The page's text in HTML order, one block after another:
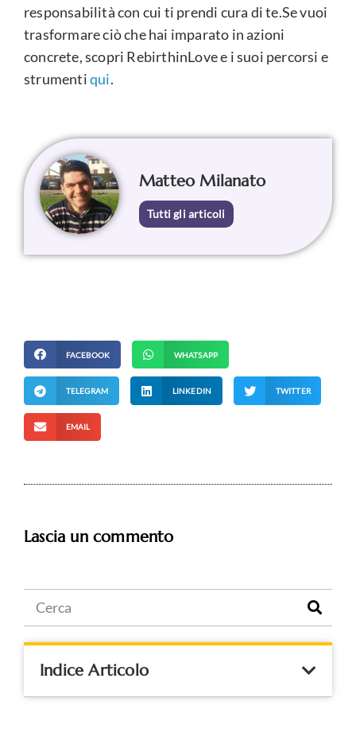
responsabilità con cui ti prendi cura di te.Se vuoi
trasformare ciò che hai imparato in azioni
concrete, scopri RebirthinLove e i suoi percorsi e
strumentiqui.
Matteo Milanato
Tutti gli articoli
FACEBOOK WHATSAPP
TELEGRAM LINKEDIN TWITTER
EMAIL
Lascia un commento
Indice Articolo